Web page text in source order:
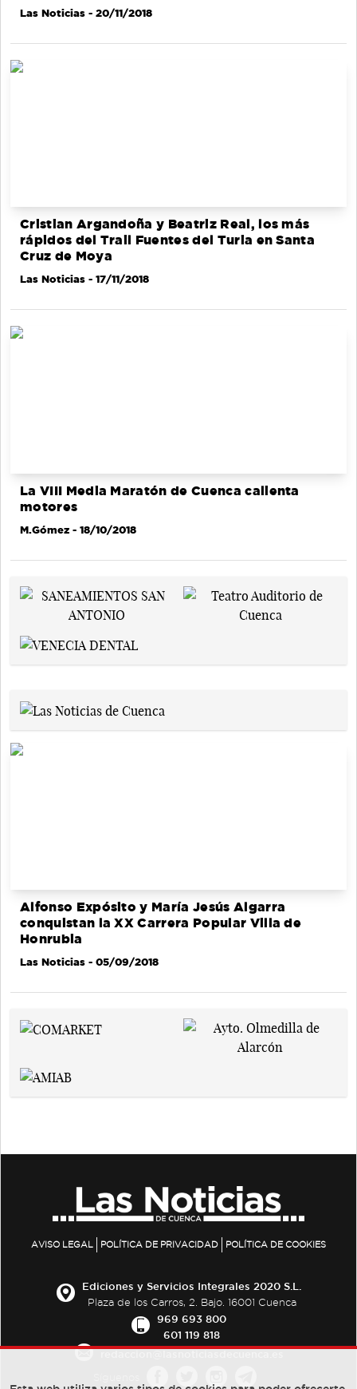
Las Noticias - 20/11/2018
Cristian Argandoña y Beatriz Real, los más
rápidos del Trail Fuentes del Turia en Santa
Cruz de Moya
Las Noticias - 17/11/2018
La VIII Media Maratón de Cuenca calienta
motores
M.Gómez - 18/10/2018
Alfonso Expósito y María Jesús Algarra
conquistan la XX Carrera Popular Villa de
Honrubia
Las Noticias - 05/09/2018
AVISO LEGAL POLÍTICA DE PRIVACIDAD POLÍTICA DE COOKIES
Ediciones y Servicios Integrales 2020 S.L.
Plaza de los Carros, 2. Bajo. 16001 Cuenca
969 693 800
601 119 818